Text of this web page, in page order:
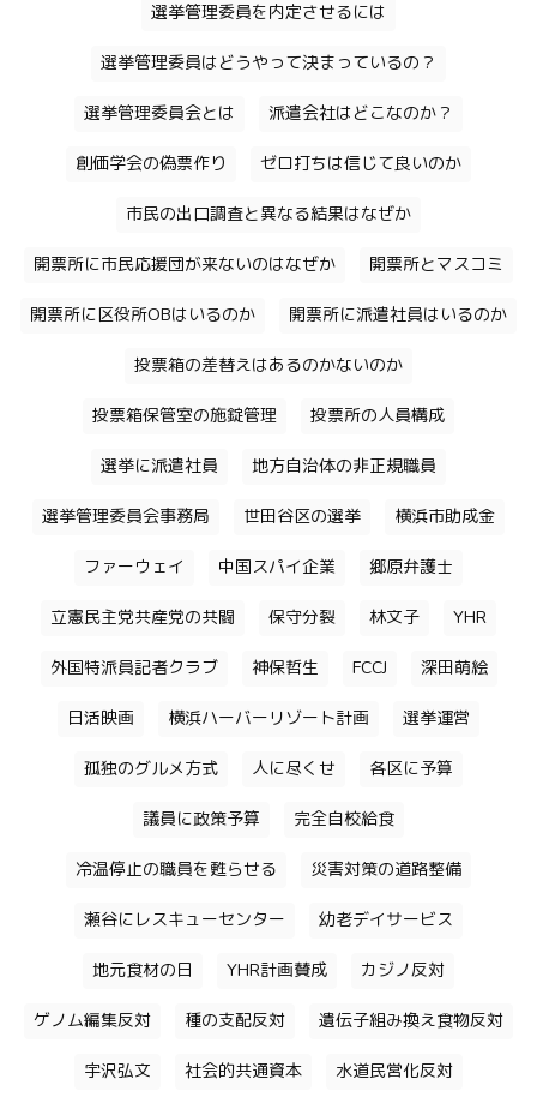
選挙管理委員を内定させるには
選挙管理委員はどうやって決まっているの？
選挙管理委員会とは 派遣会社はどこなのか？
創価学会の偽票作り ゼロ打ちは信じて良いのか
市民の出口調査と異なる結果はなぜか
開票所に市民応援団が来ないのはなぜか 開票所とマスコミ
開票所に区役所OBはいるのか 開票所に派遣社員はいるのか
投票箱の差替えはあるのかないのか
投票箱保管室の施錠管理 投票所の人員構成
選挙に派遣社員 地方自治体の非正規職員
選挙管理委員会事務局 世田谷区の選挙 横浜市助成金
ファーウェイ 中国スパイ企業 郷原弁護士
立憲民主党共産党の共闘 保守分裂 林文子 YHR
外国特派員記者クラブ 神保哲生 FCCJ 深田萌絵
日活映画 横浜ハーバーリゾート計画 選挙運営
孤独のグルメ方式 人に尽くせ 各区に予算
議員に政策予算 完全自校給食
冷温停止の職員を甦らせる 災害対策の道路整備
瀬谷にレスキューセンター 幼老デイサービス
地元食材の日 YHR計画賛成 カジノ反対
ゲノム編集反対 種の支配反対 遺伝子組み換え食物反対
宇沢弘文 社会的共通資本 水道民営化反対